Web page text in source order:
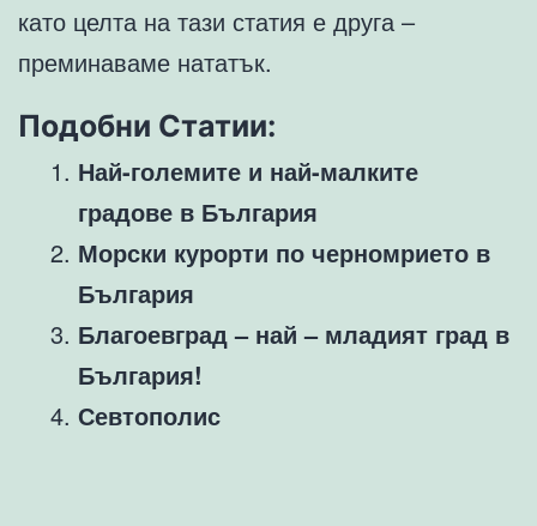
като целта на тази статия е друга –
преминаваме нататък.
Подобни Статии:
Най-големите и най-малките
градове в България
Морски курорти по черномрието в
България
Благоевград – най – младият град в
България!
Севтополис